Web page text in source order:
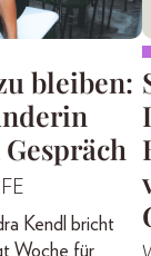
bleiben:
Kendl bricht
Woche für